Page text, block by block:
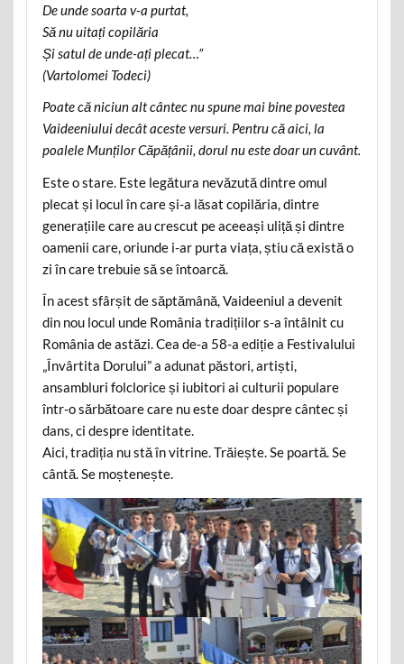
De unde soarta v-a purtat,
Să nu uitați copilăria
Și satul de unde-ați plecat…”
(Vartolomei Todeci)
Poate că niciun alt cântec nu spune mai bine povestea
Vaideeniului decât aceste versuri. Pentru că aici, la
poalele Munților Căpățânii, dorul nu este doar un cuvânt.
Este o stare. Este legătura nevăzută dintre omul
plecat și locul în care și-a lăsat copilăria, dintre
generațiile care au crescut pe aceeași uliță și dintre
oamenii care, oriunde i-ar purta viața, știu că există o
zi în care trebuie să se întoarcă.
În acest sfârșit de săptămână, Vaideeniul a devenit
din nou locul unde România tradițiilor s-a întâlnit cu
România de astăzi. Cea de-a 58-a ediție a Festivalului
„Învârtita Dorului” a adunat păstori, artiști,
ansambluri folclorice și iubitori ai culturii populare
într-o sărbătoare care nu este doar despre cântec și
dans, ci despre identitate.
Aici, tradiția nu stă în vitrine. Trăiește. Se poartă. Se
cântă. Se moștenește.